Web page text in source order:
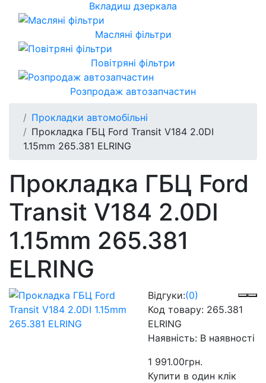
Вкладиш дзеркала
Масляні фільтри
Повітряні фільтри
Розпродаж автозапчастин
Прокладки автомобільні
Прокладка ГБЦ Ford Transit V184 2.0DI
1.15mm 265.381 ELRING
Прокладка ГБЦ Ford
Transit V184 2.0DI
1.15mm 265.381
ELRING
Відгуки:(0)
Код товару: 265.381
ELRING
Наявність: В наявності
1 991.00грн.
Купити в один клік